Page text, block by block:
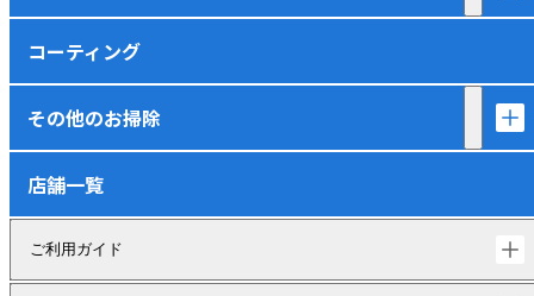
コーティング
その他のお掃除
店舗一覧
ご利用ガイド